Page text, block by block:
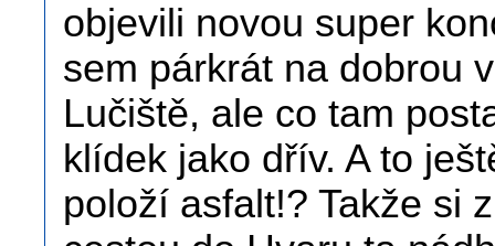
objevili novou super
sem párkrát na dobrou
Lučiště, ale co tam
klídek jako dřív. A to
položí asfalt!? Takže si